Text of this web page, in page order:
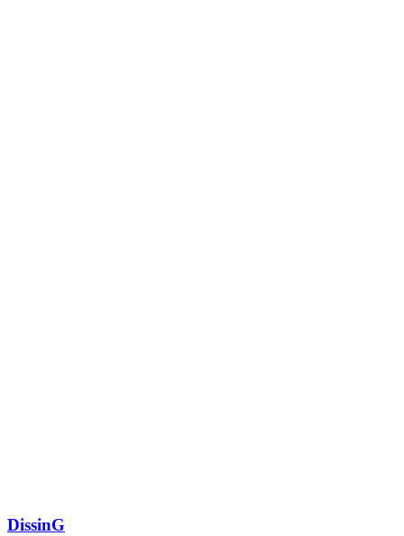
DissinG